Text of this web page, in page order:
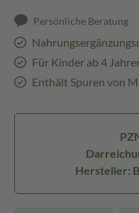
Persönliche Beratung
Für Kinder ab 4
Enthält Spuren von
Hersteller: